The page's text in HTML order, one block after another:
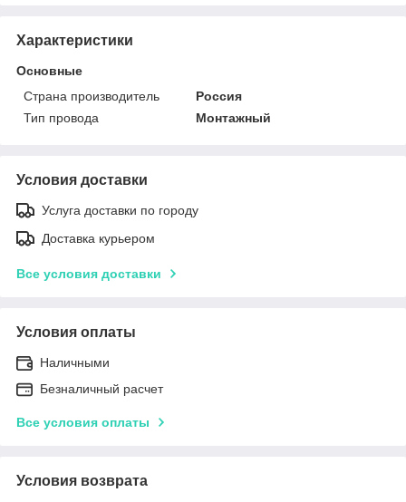
Характеристики
Основные
Страна производитель
Россия
Тип провода
Монтажный
Условия доставки
Услуга доставки по городу
Доставка курьером
Все условия доставки
Условия оплаты
Наличными
Безналичный расчет
Все условия оплаты
Условия возврата